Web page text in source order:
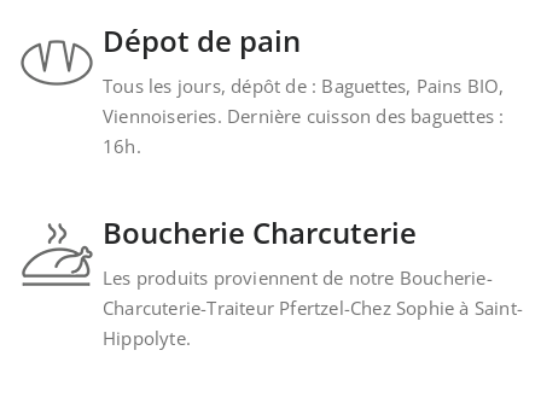
Dépot de pain
Tous les jours, dépôt de : Baguettes, Pains BIO,
Viennoiseries. Dernière cuisson des baguettes :
16h.
Boucherie Charcuterie
Les produits proviennent de notre Boucherie-
Charcuterie-Traiteur Pfertzel-Chez Sophie à Saint-
Hippolyte.